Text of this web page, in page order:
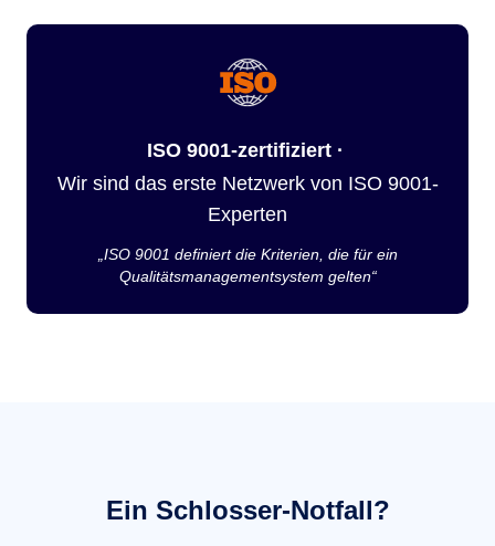
ISO 9001-zertifiziert ·
Wir sind das erste Netzwerk von ISO 9001-
Experten
„ISO 9001 definiert die Kriterien, die für ein
Qualitätsmanagementsystem gelten“
Ein Schlosser-Notfall?